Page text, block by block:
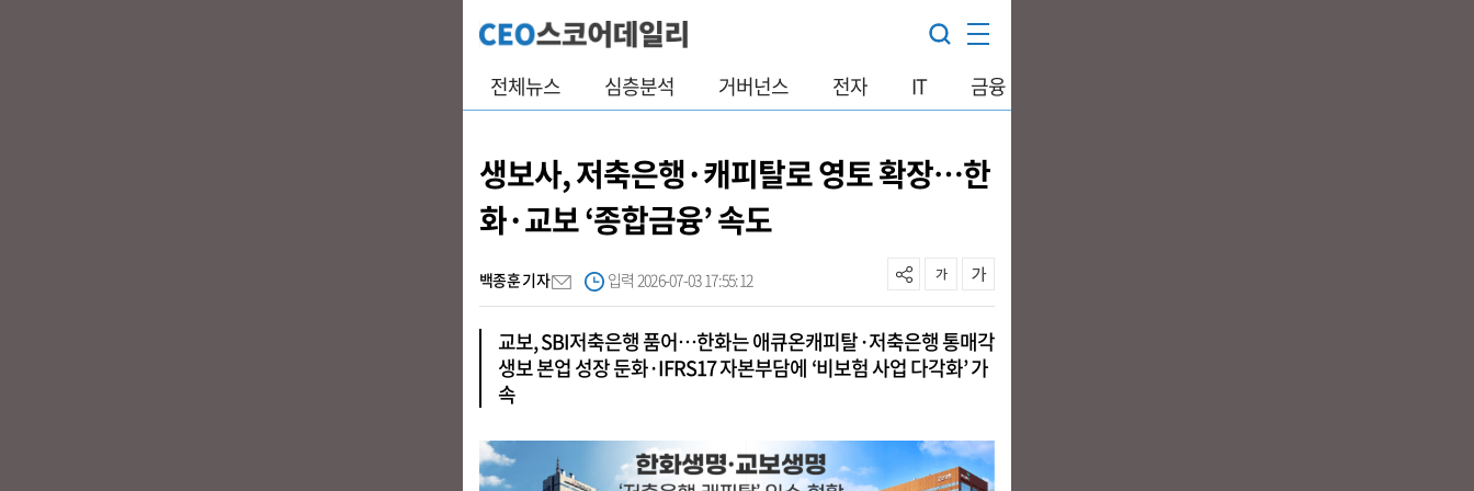
전체뉴스 심층분석 거버넌스 전자 IT 금융
생보사, 저축은행·캐피탈로 영토 확장…한
화·교보 ‘종합금융’ 속도
백종훈 기자 입력 2026-07-03 17:55:12
교보, SBI저축은행 품어…한화는 애큐온캐피탈·저축은행 통매각
생보 본업 성장 둔화·IFRS17 자본부담에 ‘비보험 사업 다각화’ 가
속